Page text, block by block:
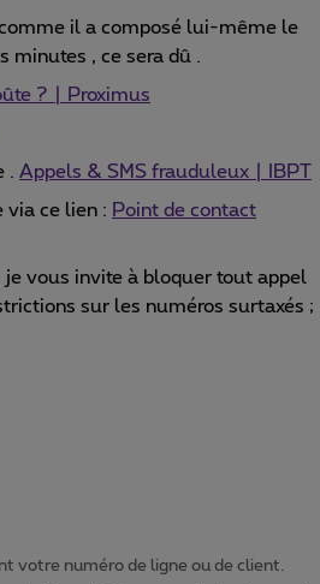
il a composé lui-même le
, ce sera dû .
? | Proximus
. Appels & SMS frauduleux | IBPT
via ce lien : Point de contact
vous invite à bloquer tout appel
sur les numéros surtaxés ;
votre numéro de ligne ou de client.